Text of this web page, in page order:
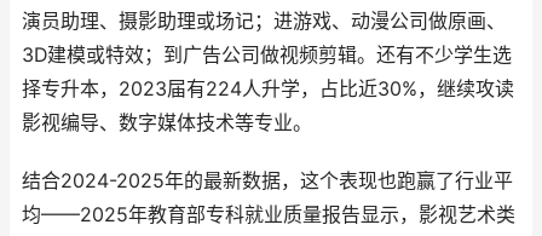
演员助理、摄影助理或场记；进游戏、动漫公司做原画、
3D建模或特效；到广告公司做视频剪辑。还有不少学生选
择专升本，2023届有224人升学，占比近30%，继续攻读
影视编导、数字媒体技术等专业。
结合2024-2025年的最新数据，这个表现也跑赢了行业平
均——2025年教育部专科就业质量报告显示，影视艺术类